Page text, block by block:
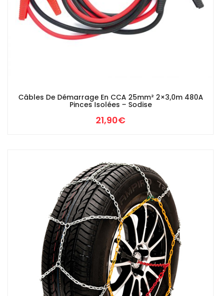
Câbles De Démarrage En CCA 25mm² 2×3,0m 480A
Pinces Isolées – Sodise
21,90€